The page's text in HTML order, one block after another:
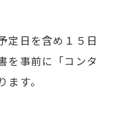
定日を含め１５日
を事前に「コンタ
す。